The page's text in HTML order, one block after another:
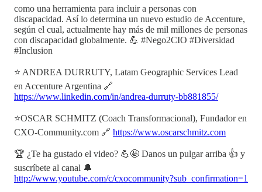
como una herramienta para incluir a personas con
discapacidad. Así lo determina un nuevo estudio de Accenture,
según el cual, actualmente hay más de mil millones de personas
con discapacidad globalmente. 💪 #Nego2CIO #Diversidad
#Inclusion
⭐ ANDREA DURRUTY, Latam Geographic Services Lead
en Accenture Argentina 🔗
https://www.linkedin.com/in/andrea-durruty-bb881855/
⭐OSCAR SCHMITZ (Coach Transformacional), Fundador en
CXO-Community.com 🔗 https://www.oscarschmitz.com
🏆 ¿Te ha gustado el video? 💪🤩 Danos un pulgar arriba 👍 y
suscríbete al canal 🔔
http://www.youtube.com/c/cxocommunity?sub_confirmation=1